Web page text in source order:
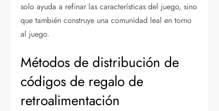
solo ayuda a refinar las características del juego, sino
que también construye una comunidad leal en torno
al juego.
Métodos de distribución de
códigos de regalo de
retroalimentación